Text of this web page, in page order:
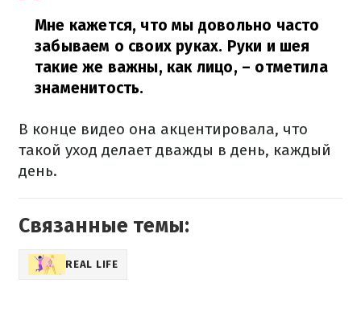
Мне кажется, что мы довольно часто
забываем о своих руках. Руки и шея
такие же важны, как лицо, – отметила
знаменитость.
В конце видео она акцентировала, что
такой уход делает дважды в день, каждый
день.
Связанные темы:
REAL LIFE